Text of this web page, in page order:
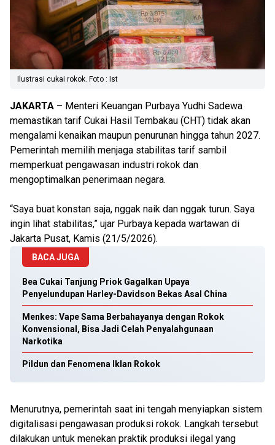
Ilustrasi cukai rokok. Foto : Ist
JAKARTA – Menteri Keuangan Purbaya Yudhi Sadewa
memastikan tarif Cukai Hasil Tembakau (CHT) tidak akan
mengalami kenaikan maupun penurunan hingga tahun 2027.
Pemerintah memilih menjaga stabilitas tarif sambil
memperkuat pengawasan industri rokok dan
mengoptimalkan penerimaan negara.
“Saya buat konstan saja, nggak naik dan nggak turun. Saya
ingin lihat stabilitas,” ujar Purbaya kepada wartawan di
Jakarta Pusat, Kamis (21/5/2026).
BACA JUGA
Bea Cukai Tanjung Priok Gagalkan Upaya
Penyelundupan Harley-Davidson Bekas Asal China
Menkes: Vape Sama Berbahayanya dengan Rokok
Konvensional, Bisa Jadi Celah Penyalahgunaan
Narkotika
Pildun dan Fenomena Iklan Rokok
Menurutnya, pemerintah saat ini tengah menyiapkan sistem
digitalisasi pengawasan produksi rokok. Langkah tersebut
dilakukan untuk menekan praktik produksi ilegal yang